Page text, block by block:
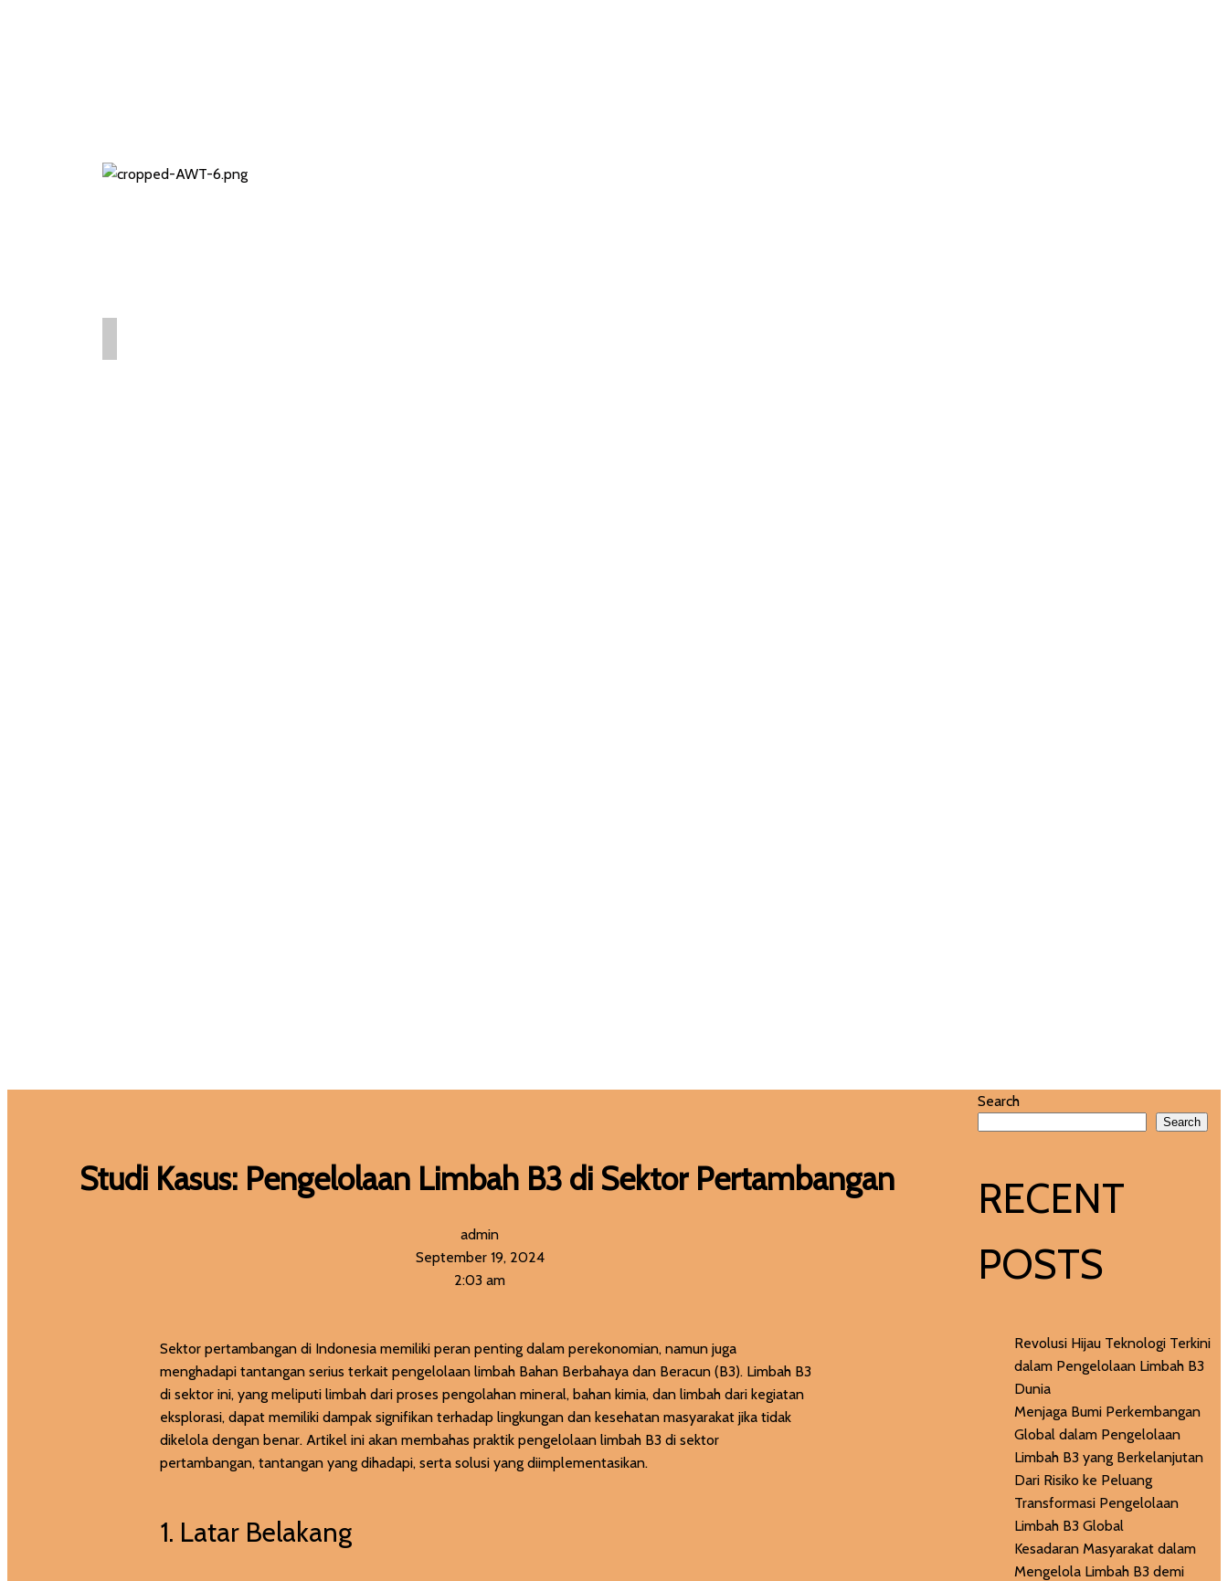
Studi Kasus: Pengelolaan Limbah B3 di Sektor Pertambangan
admin
September 19, 2024
2:03 am
Sektor pertambangan di Indonesia memiliki peran penting dalam perekonomian, namun juga
menghadapi tantangan serius terkait pengelolaan limbah Bahan Berbahaya dan Beracun (B3). Limbah B3
di sektor ini, yang meliputi limbah dari proses pengolahan mineral, bahan kimia, dan limbah dari kegiatan
eksplorasi, dapat memiliki dampak signifikan terhadap lingkungan dan kesehatan masyarakat jika tidak
dikelola dengan benar. Artikel ini akan membahas praktik pengelolaan limbah B3 di sektor
pertambangan, tantangan yang dihadapi, serta solusi yang diimplementasikan.
1. Latar Belakang
Search
Search
RECENT
POSTS
Revolusi Hijau Teknologi Terkini
dalam Pengelolaan Limbah B3
Dunia
Menjaga Bumi Perkembangan
Global dalam Pengelolaan
Limbah B3 yang Berkelanjutan
Dari Risiko ke Peluang
Transformasi Pengelolaan
Limbah B3 Global
Kesadaran Masyarakat dalam
Mengelola Limbah B3 demi